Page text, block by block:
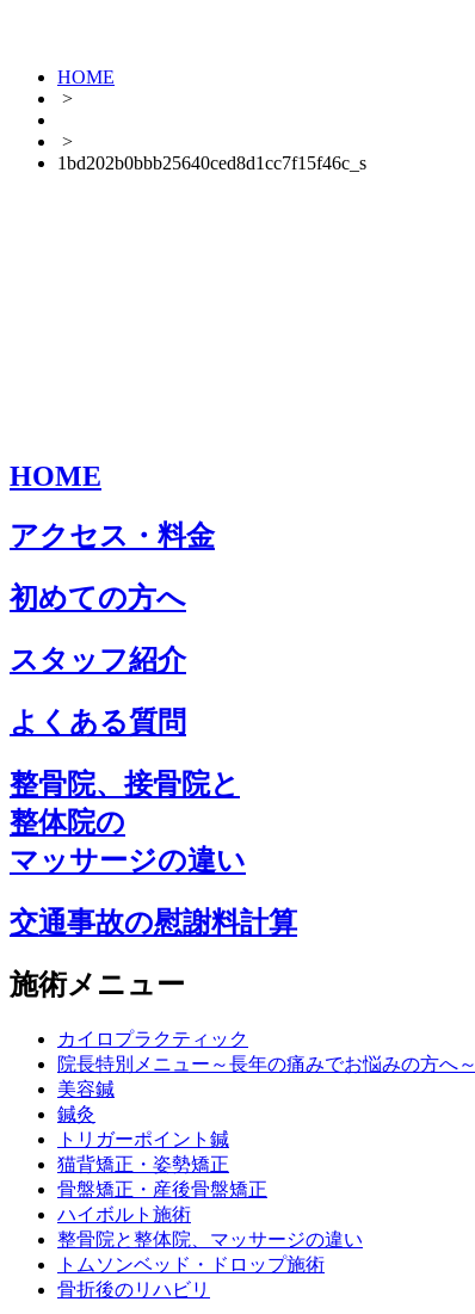
HOME
>
>
1bd202b0bbb25640ced8d1cc7f15f46c_s
HOME
アクセス・料金
初めての方へ
スタッフ紹介
よくある質問
整骨院、接骨院と
整体院の
マッサージの違い
交通事故の慰謝料計算
施術メニュー
カイロプラクティック
院長特別メニュー～長年の痛みでお悩みの方へ～
美容鍼
鍼灸
トリガーポイント鍼
猫背矯正・姿勢矯正
骨盤矯正・産後骨盤矯正
ハイボルト施術
整骨院と整体院、マッサージの違い
トムソンベッド・ドロップ施術
骨折後のリハビリ